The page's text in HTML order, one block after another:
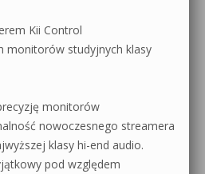
Kii Control
monitorów studyjnych klasy
monitorów
nowoczesnego streamera
klasy hi-end audio.
pod względem